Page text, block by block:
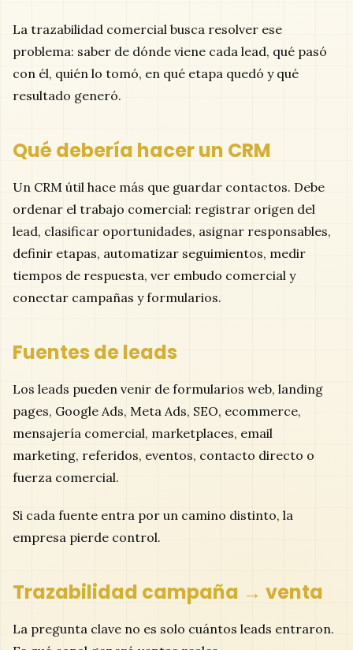
La trazabilidad comercial busca resolver ese
problema: saber de dónde viene cada lead, qué pasó
con él, quién lo tomó, en qué etapa quedó y qué
resultado generó.
Qué debería hacer un CRM
Un CRM útil hace más que guardar contactos. Debe
ordenar el trabajo comercial: registrar origen del
lead, clasificar oportunidades, asignar responsables,
definir etapas, automatizar seguimientos, medir
tiempos de respuesta, ver embudo comercial y
conectar campañas y formularios.
Fuentes de leads
Los leads pueden venir de formularios web, landing
pages, Google Ads, Meta Ads, SEO, ecommerce,
mensajería comercial, marketplaces, email
marketing, referidos, eventos, contacto directo o
fuerza comercial.
Si cada fuente entra por un camino distinto, la
empresa pierde control.
Trazabilidad campaña → venta
La pregunta clave no es solo cuántos leads entraron.